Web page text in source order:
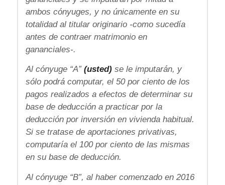
ambos cónyuges, y no únicamente en su
totalidad al titular originario -como sucedía
antes de contraer matrimonio en
gananciales-.
Al cónyuge “A” (usted)se le imputarán, y
sólo podrá computar, el 50 por ciento de los
pagos realizados a efectos de determinar su
base de deducción a practicar por la
deducción por inversión en vivienda habitual.
Si se tratase de aportaciones privativas,
computaría el 100 por ciento de las mismas
en su base de deducción.
Al cónyuge “B”, al haber comenzado en 2016